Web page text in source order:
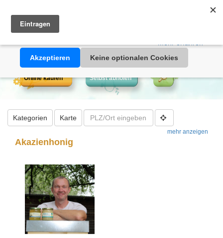
Warenkorb
Diese Website verwendet Cookies. Durch die Nutzung dieser
Webseite erklären Sie sich damit einverstanden, dass Cookies
Akzeptieren
Keine optionalen Cookies
Online kaufen Selbst abholen
Kategorien Karte
mehr anzeigen
Akazienhonig